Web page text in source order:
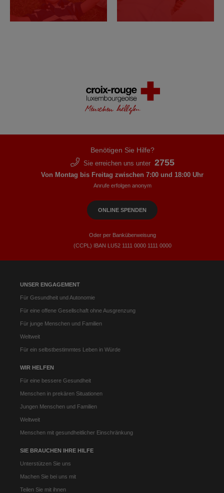
UNSER ENGAGEMENT
Für Gesundheit und Autonomie
Für eine offene Gesellschaft ohne Ausgrenzung
Für junge Menschen und Familien
Weltweit
Für ein selbstbestimmtes Leben in Würde
WIR HELFEN
Für eine bessere Gesundheit
Menschen in prekären Situationen
Jungen Menschen und Familien
Weltweit
Menschen mit gesundheitlicher Einschränkung
SIE BRAUCHEN IHRE HILFE
Unterstützen Sie uns
Machen Sie bei uns mit
Teilen Sie mit ihnen
Benötigen Sie Hilfe?
Sie erreichen uns unter 2755
Von Montag bis Freitag zwischen 7:00 und 18:00 Uhr
Anrufe erfolgen anonym
ONLINE SPENDEN
Oder per Banküberweisung
(CCPL) IBAN LU52​ 1111​ 0000​ 1111​ 0000